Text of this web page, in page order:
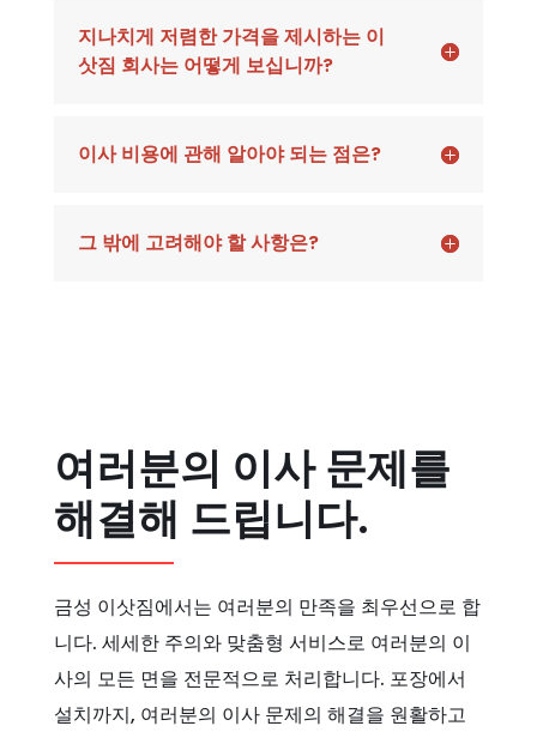
지나치게 저렴한 가격을 제시하는 이
삿짐 회사는 어떻게 보십니까?
이사 비용에 관해 알아야 되는 점은?
그 밖에 고려해야 할 사항은?
여러분의 이사 문제를
해결해 드립니다.
금성 이삿짐에서는 여러분의 만족을 최우선으로 합
니다. 세세한 주의와 맞춤형 서비스로 여러분의 이
사의 모든 면을 전문적으로 처리합니다. 포장에서
설치까지, 여러분의 이사 문제의 해결을 원활하고